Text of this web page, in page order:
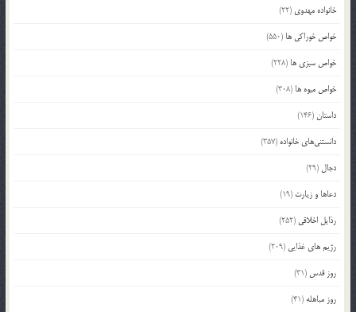
خانواده مهدوی (22)
خواص خوراکی ها (550)
خواص سبزی ها (228)
خواص میوه ها (308)
داستان(146)
دانستنی‌های خانواده (357)
دجال (29)
دعاها و زیارت (19)
رذایل اخلاقی (252)
رژیم های غذایی (209)
روز قدس (31)
روز مباهله (41)